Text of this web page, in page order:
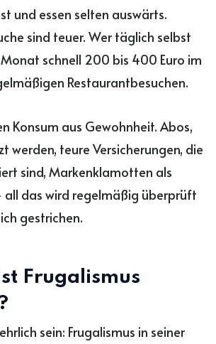
und essen selten auswärts.
sind teuer. Wer täglich selbst
schnell 200 bis 400 Euro im
Restaurantbesuchen.
Konsum aus Gewohnheit. Abos,
werden, teure Versicherungen, die
sind, Markenklamotten als
das wird regelmäßig überprüft
gestrichen.
Frugalismus
sein: Frugalismus in seiner